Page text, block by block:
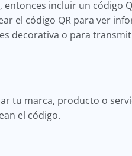
incluir un código
el código QR para ver
decorativa o para
tu marca, producto o
el código.